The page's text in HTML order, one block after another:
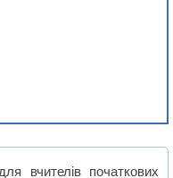
вчителів початкових